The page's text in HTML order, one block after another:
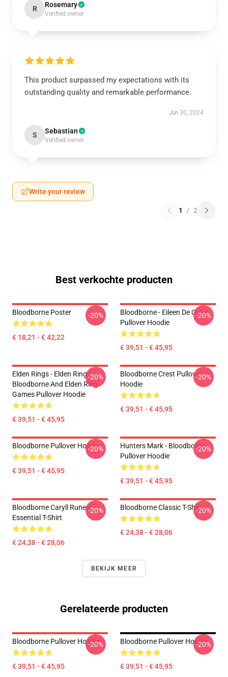
R Rosemary
Verified owner
This product surpassed my expectations with its
outstanding quality and remarkable performance.
Jun 30, 2024
S Sebastian
Verified owner
Write your review
1 / 2
Best verkochte producten
Bloodborne Poster
€ 18,21 - € 42,22
-20%
Bloodborne - Eileen De Crow
Pullover Hoodie
€ 39,51 - € 45,95
-20%
Elden Rings - Elden Ring
Bloodborne And Elden Ring
Games Pullover Hoodie
€ 39,51 - € 45,95
-20%
Bloodborne Crest Pullover
Hoodie
€ 39,51 - € 45,95
-20%
Bloodborne Pullover Hoodie
€ 39,51 - € 45,95
-20%
Hunters Mark - Bloodborne
Pullover Hoodie
€ 39,51 - € 45,95
-20%
Bloodborne Caryll Runes
Essential T-Shirt
€ 24,38 - € 28,06
-20% Bloodborne Classic T-Shirt
€ 24,38 - € 28,06
-20%
BEKIJK MEER
Gerelateerde producten
Bloodborne Pullover Hoodie
€ 39,51 - € 45,95
-20% Bloodborne Pullover Hoodie
€ 39,51 - € 45,95
-20%